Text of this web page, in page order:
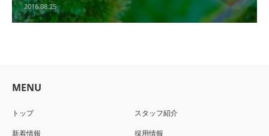
2016.08.25
MENU
トップ
新着情報
スタッフ紹介
採用情報